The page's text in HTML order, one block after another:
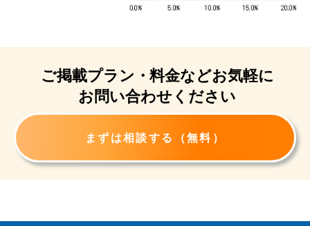
ご掲載プラン・料金などお気軽に
お問い合わせください
まずは相談する（無料）